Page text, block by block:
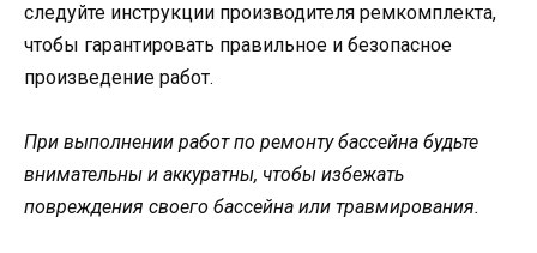
следуйте инструкции производителя ремкомплекта,
чтобы гарантировать правильное и безопасное
произведение работ.
При выполнении работ по ремонту бассейна будьте
внимательны и аккуратны, чтобы избежать
повреждения своего бассейна или травмирования.